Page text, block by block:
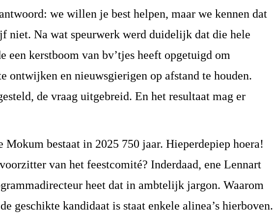
we willen je best helpen, maar we kennen dat
niet. Na wat speurwerk werd duidelijk dat die hele
een kerstboom van bv’tjes heeft opgetuigd om
ontwijken en nieuwsgierigen op afstand te houden.
de vraag uitgebreid. En het resultaat mag er
Mokum bestaat in 2025 750 jaar. Hieperdepiep hoera!
van het feestcomité? Inderdaad, ene Lennart
heet dat in ambtelijk jargon. Waarom
geschikte kandidaat is staat enkele alinea’s hierboven.